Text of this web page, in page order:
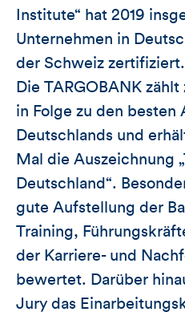
Institute“ hat 2019
Unternehmen in
der Schweiz zertifiziert.
Die TARGOBANK
in Folge zu den besten
Deutschlands und
Mal die Auszeichnung
Deutschland“.
gute Aufstellung der
Training,
der Karriere- und
bewertet. Darüber
Jury das